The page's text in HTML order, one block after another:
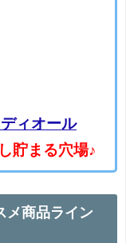
ィオール
貯まる穴場♪
メ商品ライン